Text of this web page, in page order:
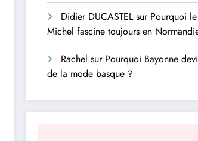
Didier DUCASTEL sur Pourquoi
Michel fascine toujours en
Rachel sur Pourquoi Bayonne
de la mode basque ?